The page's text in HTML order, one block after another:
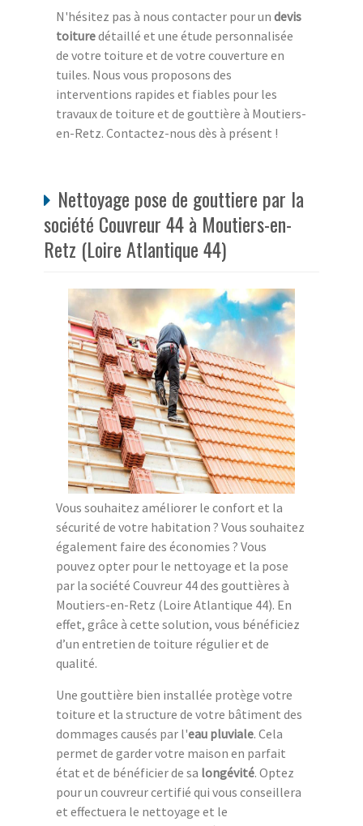
N'hésitez pas à nous contacter pour un devis
toituredétaillé et une étude personnalisée
de votre toiture et de votre couverture en
tuiles. Nous vous proposons des
interventions rapides et fiables pour les
travaux de toiture et de gouttière à Moutiers-
en-Retz. Contactez-nous dès à présent !
Nettoyage pose de gouttiere par la
société Couvreur 44 à Moutiers-en-
Retz (Loire Atlantique 44)
Vous souhaitez améliorer le confort et la
sécurité de votre habitation ? Vous souhaitez
également faire des économies ? Vous
pouvez opter pour le nettoyage et la pose
par la société Couvreur 44 des gouttières à
Moutiers-en-Retz (Loire Atlantique 44). En
effet, grâce à cette solution, vous bénéficiez
d’un entretien de toiture régulier et de
qualité.
Une gouttière bien installée protège votre
toiture et la structure de votre bâtiment des
dommages causés par l'eau pluviale. Cela
permet de garder votre maison en parfait
état et de bénéficier de sa longévité. Optez
pour un couvreur certifié qui vous conseillera
et effectuera le nettoyage et le